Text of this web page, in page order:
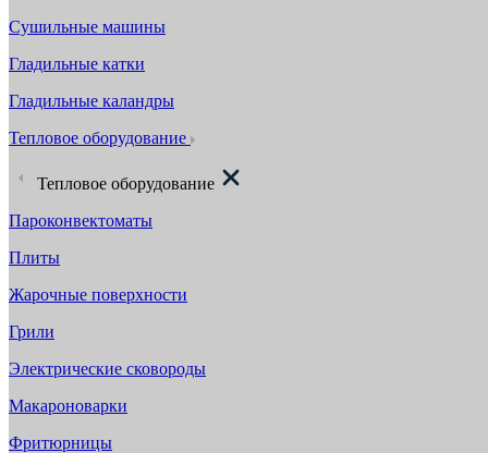
Сушильные машины
Гладильные катки
Гладильные каландры
Тепловое оборудование
Тепловое оборудование
Пароконвектоматы
Плиты
Жарочные поверхности
Грили
Электрические сковороды
Макароноварки
Фритюрницы